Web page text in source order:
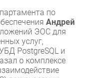
по
Андрей
ЭОС для
услуг,
PostgreSQL и
о комплексе